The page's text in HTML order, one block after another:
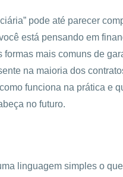
pode até parecer
está pensando em
mais comuns de
na maioria dos
funciona na prática e
no futuro.
linguagem simples o